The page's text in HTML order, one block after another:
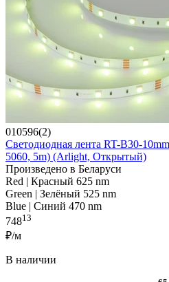
010596(2)
Светодиодная лента RT-B30-
5060, 5m) (Arlight, Открытый)
Произведено в Беларуси
Red | Красный 625 nm
Green | Зелёный 525 nm
Blue | Синий 470 nm
74813
₽/м
В наличии